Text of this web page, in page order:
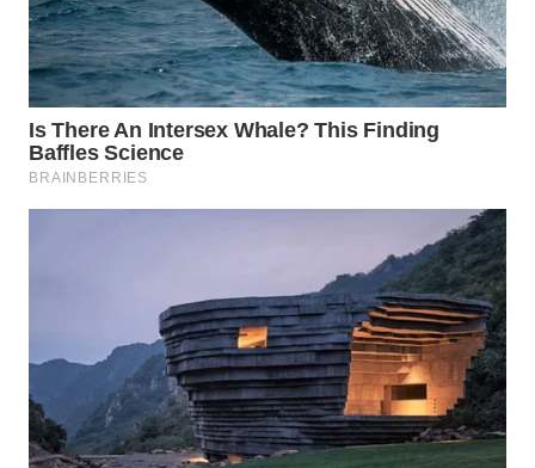
WN
DANAU
TOBA
WN
NIAS
TAPANULI
SELATAN
WN